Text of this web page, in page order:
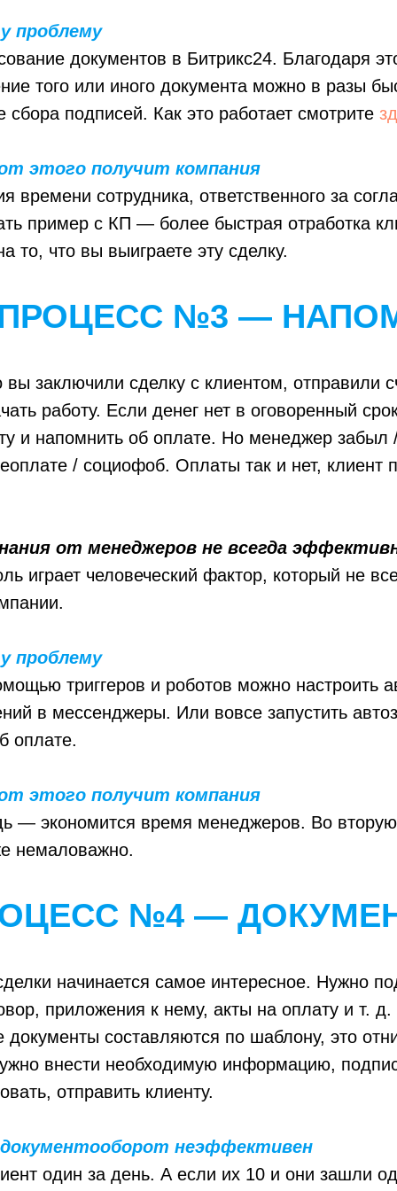
проблему
документов в Битрикс24. Благодаря
того или иного документа можно в разы
сбора подписей. Как это работает смотрите
этого получит компания
времени сотрудника, ответственного за
пример с КП — более быстрая отработка
то, что вы выиграете эту сделку.
№3 —
вы заключили сделку с клиентом, отправили
работу. Если денег нет в оговоренный
и напомнить об оплате. Но менеджер забыл
/ социофоб. Оплаты так и нет, клиент
от менеджеров не всегда
играет человеческий фактор, который не
проблему
триггеров и роботов можно настроить
в мессенджеры. Или вовсе запустить
оплате.
этого получит компания
— экономится время менеджеров. Во
немаловажно.
№4 —
начинается самое интересное. Нужно
приложения к нему, акты на оплату и т.
документы составляются по шаблону, это
внести необходимую информацию,
отправить клиенту.
неэффективен
один за день. А если их 10 и они зашли